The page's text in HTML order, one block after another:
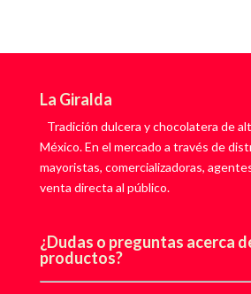
La Giralda
Tradición dulcera y chocolatera de
México. En el mercado a través de
mayoristas, comercializadoras,
venta directa al público.
¿Dudas o preguntas acerca
productos?